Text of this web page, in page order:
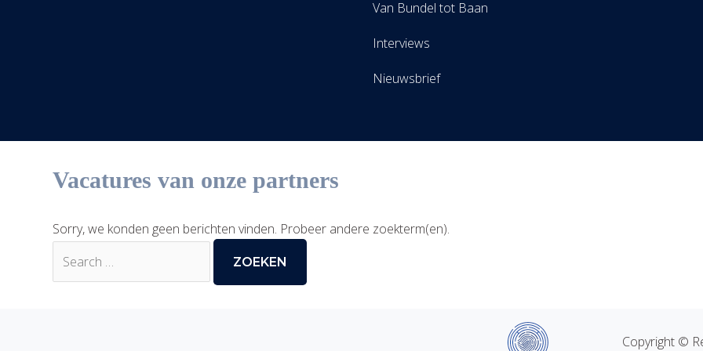
Van Bundel tot Baan
Interviews
Nieuwsbrief
Vacatures van onze partners
Sorry, we konden geen berichten vinden. Probeer andere zoekterm(en).
naar:
Copyright ©